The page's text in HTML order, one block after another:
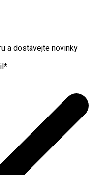
a dostávejte novinky
*